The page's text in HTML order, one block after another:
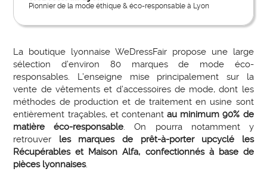
Pionnier de la mode éthique & éco-responsable à Lyon
La boutique lyonnaise WeDressFair propose une large
sélection d’environ 80 marques de mode éco-
responsables. L’enseigne mise principalement sur la
vente de vêtements et d’accessoires de mode, dont les
méthodes de production et de traitement en usine sont
entièrement traçables, et contenantau minimum 90% de
matière éco-responsable. On pourra notamment y
retrouver les marques de prêt-à-porter upcyclé les
Récupérables et Maison Alfa, confectionnés à base de
pièces lyonnaises.